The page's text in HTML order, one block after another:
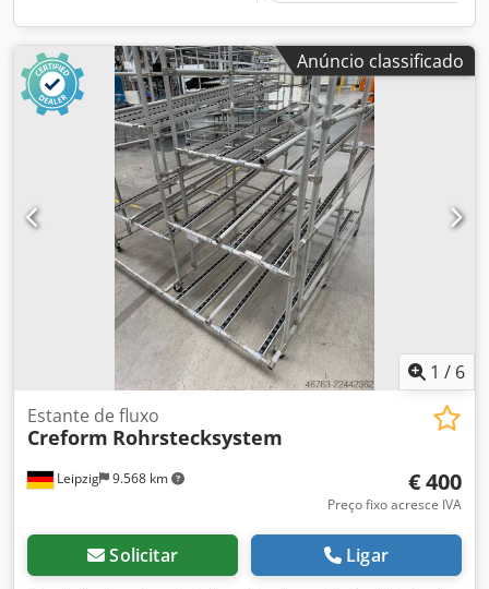
Anúncio classificado
1 / 6
Leipzig 9.568 km
Estante de fluxo
Creform Rohrstecksystem
€ 400
Preço fixo acresce IVA
Solicitar Ligar